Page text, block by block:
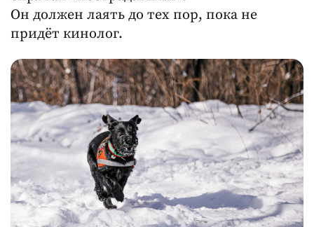
Он должен лаять до тех пор, пока не
придёт кинолог.